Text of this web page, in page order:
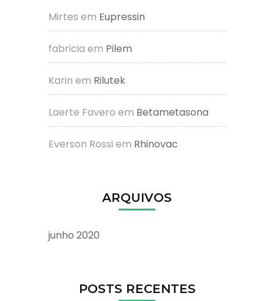
Mirtes em Eupressin
fabricia em Pilem
Karin em Rilutek
Laerte Favero em Betametasona
Everson Rossi em Rhinovac
ARQUIVOS
junho 2020
POSTS RECENTES